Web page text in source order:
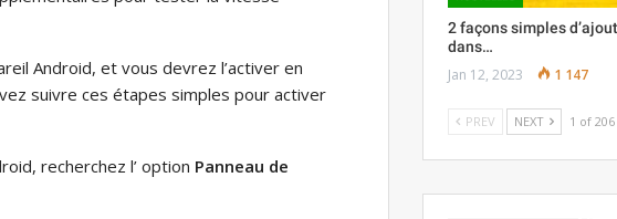
Android, et vous devrez l’activer en
suivre ces étapes simples pour activer
recherchez l’ option Panneau de
2 façons simples
dans…
Jan 12, 2023 1 147
PREV NEXT 1 of 206